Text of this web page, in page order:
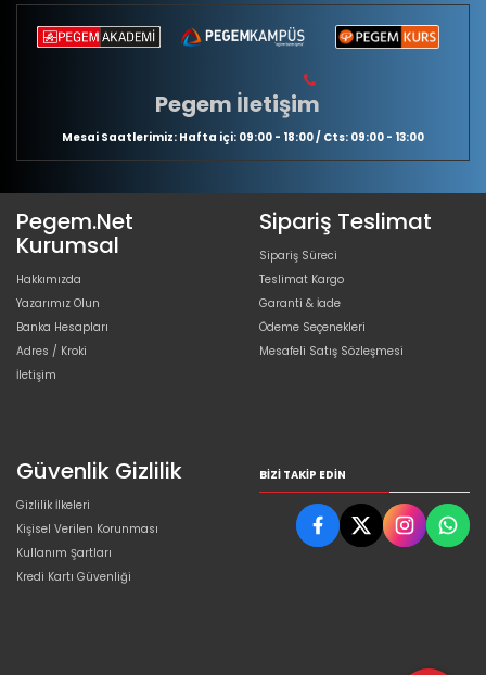
Pegem İletişim
Mesai Saatlerimiz: Hafta içi: 09:00 - 18:00 / Cts: 09:00 - 13:00
Pegem.Net
Kurumsal
Hakkımızda
Yazarımız Olun
Banka Hesapları
Adres / Kroki
İletişim
Sipariş Teslimat
Sipariş Süreci
Teslimat Kargo
Garanti & İade
Ödeme Seçenekleri
Mesafeli Satış Sözleşmesi
Güvenlik Gizlilik
Gizlilik İlkeleri
Kişisel Verilen Korunması
Kullanım Şartları
Kredi Kartı Güvenliği
BIZI TAKIP EDIN